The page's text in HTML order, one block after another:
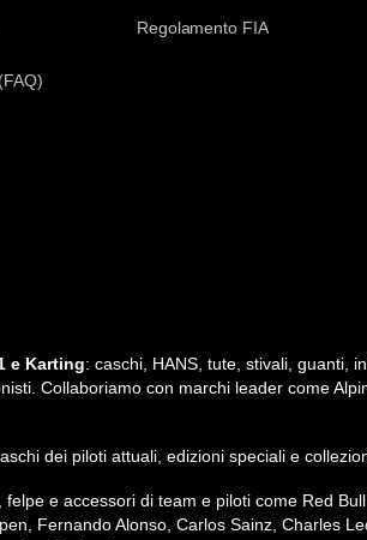
Regolamento FIA
e Karting: caschi, HANS, tute, stivali, guanti,
Collaboriamo con marchi leader come
dei piloti attuali, edizioni speciali e
felpe e accessori di team e piloti come Red
Fernando Alonso, Carlos Sainz, Charles